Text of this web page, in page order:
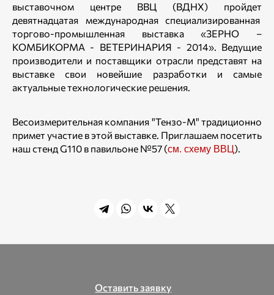
выставочном центре ВВЦ (ВДНХ) пройдет
девятнадцатая международная специализированная
торгово-промышленная выставка «ЗЕРНО –
КОМБИКОРМА - ВЕТЕРИНАРИЯ - 2014». Ведущие
производители и поставщики отрасли представят на
выставке свои новейшие разработки и самые
актуальные технологические решения.
Весоизмерительная компания "Тензо-М" традиционно
примет участие в этой выставке. Приглашаем посетить
наш стенд G110 в павильоне №57 (см. схему ВВЦ ).
Оставить заявку